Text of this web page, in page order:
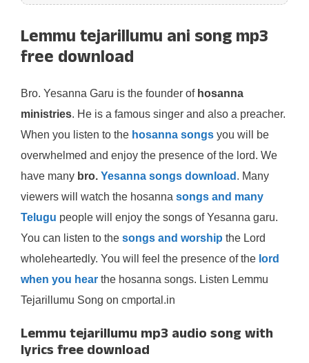
Lemmu tejarillumu ani song mp3
free download
Bro. Yesanna Garu is the founder of hosanna
ministries. He is a famous singer and also a preacher.
When you listen to the hosanna songs you will be
overwhelmed and enjoy the presence of the lord. We
have many bro. Yesanna songs download . Many
viewers will watch the hosanna songs and many
Telugu people will enjoy the songs of Yesanna garu.
You can listen to the songs and worship the Lord
wholeheartedly. You will feel the presence of the lord
when you hear the hosanna songs. Listen Lemmu
Tejarillumu Song on cmportal.in
Lemmu tejarillumu mp3 audio song with
lyrics free download